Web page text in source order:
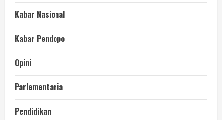
Kabar Nasional
Kabar Pendopo
Opini
Parlementaria
Pendidikan